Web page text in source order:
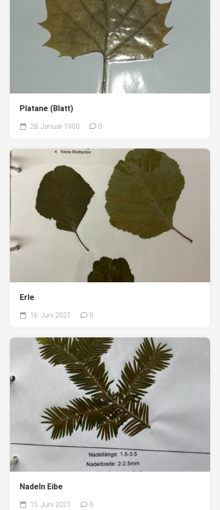
Platane (Blatt)
28. Januar 1900 0
Erle
16. Juni 2021 0
Nadeln Eibe
15. Juni 2021 0